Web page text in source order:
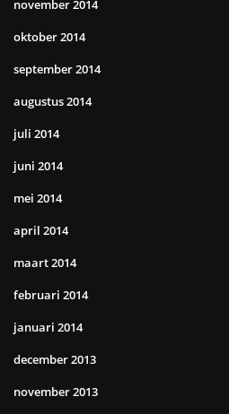
november 2014
oktober 2014
september 2014
augustus 2014
juli 2014
juni 2014
mei 2014
april 2014
maart 2014
februari 2014
januari 2014
december 2013
november 2013